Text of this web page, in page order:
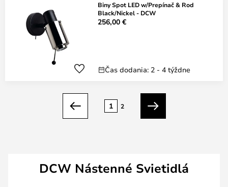
Biny Spot LED w/Prepínač & Rod
Black/Nickel - DCW
256,00 €
Čas dodania: 2 - 4 týždne
Predchádzajúci
1 2
Ďalší
DCW Nástenné Svietidlá